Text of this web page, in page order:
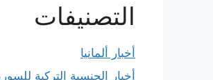
التصنيفات
أخبار ألمانيا
أخبار الجنسية التركية